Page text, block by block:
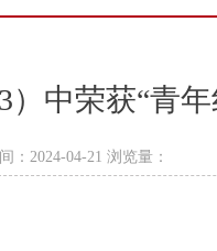
中荣获“青
2024-04-21 浏览量：